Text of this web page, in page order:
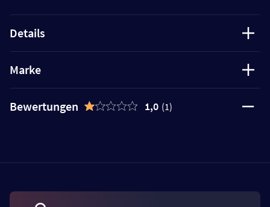
Details
Marke
Bewertungen 1,0 (1)